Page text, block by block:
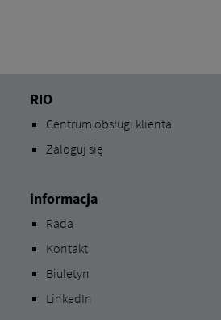
RIO
Centrum obsługi klienta
Zaloguj się
informacja
Rada
Kontakt
Biuletyn
LinkedIn